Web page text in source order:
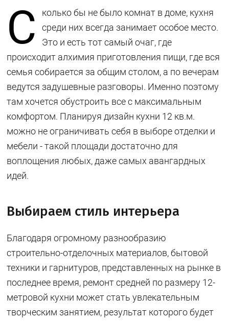
С
колько бы не было комнат в доме, кухня
среди них всегда занимает особое место.
Это и есть тот самый очаг, где
происходит алхимия приготовления пищи, где вся
семья собирается за общим столом, а по вечерам
ведутся задушевные разговоры. Именно поэтому
там хочется обустроить все с максимальным
комфортом. Планируя дизайн кухни 12 кв.м.
можно не ограничивать себя в выборе отделки и
мебели - такой площади достаточно для
воплощения любых, даже самых авангардных
идей.
Выбираем стиль интерьера
Благодаря огромному разнообразию
строительно-отделочных материалов, бытовой
техники и гарнитуров, представленных на рынке в
последнее время, ремонт средней по размеру 12-
метровой кухни может стать увлекательным
творческим занятием, результат которого будет